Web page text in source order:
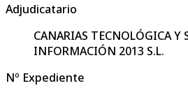
Adjudicatario
CANARIAS TECNOLÓGICA Y
INFORMACIÓN 2013 S.L.
Nº Expediente